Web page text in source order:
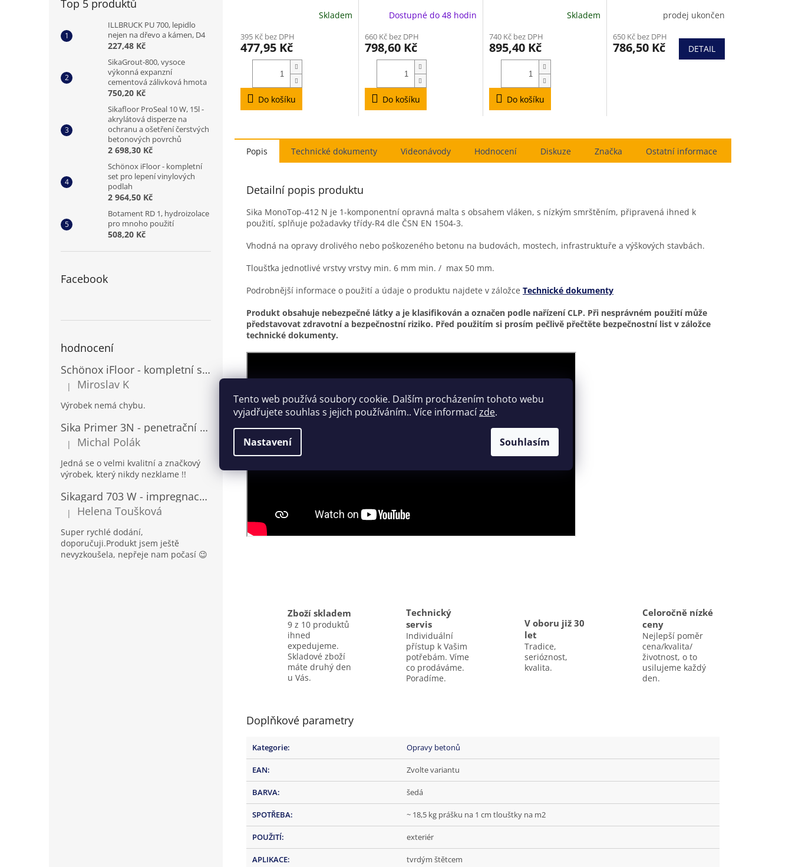
Tento web používá soubory cookie. Dalším procházením tohoto webu
vyjadřujete souhlas s jejich používáním.. Více informacízde.
Nastavení Souhlasím
Top 5 produktů
ILLBRUCK PU 700, lepidlo
nejen na dřevo a kámen, D4
227,48 Kč
SikaGrout-800, vysoce
výkonná expanzní
cementová zálivková hmota
750,20 Kč
Sikafloor ProSeal 10 W, 15l -
akrylátová disperze na
ochranu a ošetření čerstvých
betonových povrchů
2 698,30 Kč
Schönox iFloor - kompletní
set pro lepení vinylových
podlah
2 964,50 Kč
Botament RD 1, hydroizolace
pro mnoho použití
508,20 Kč
Facebook
hodnocení
Schönox iFloor - kompletní set pro lepení vinylových podlah
Hodnocení produktu je 5 z 5 hvězdiček.
| Miroslav K
Výrobek nemá chybu.
Sika Primer 3N - penetrační nátěr pro porézní povrchy a kovy
Hodnocení produktu je 5 z 5 hvězdiček.
| Michal Polák
Jedná se o velmi kvalitní a značkový
výrobek, který nikdy nezklame !!
Sikagard 703 W - impregnace na fasády a kámen
Hodnocení produktu je 5 z 5 hvězdiček.
| Helena Toušková
Super rychlé dodání,
doporučuji.Produkt jsem ještě
nevyzkoušela, nepřeje nam počasí 😉
produktu
je
hvězdiček.
Skladem
395 Kč bez DPH
477,95 Kč
Do košíku
Dostupné do 48 hodin
660 Kč bez DPH
798,60 Kč
Do košíku
Skladem
740 Kč bez DPH
895,40 Kč
Do košíku
statickou funkcí
produktu
je
prodej ukončen
650 Kč bez DPH
786,50 Kč DETAIL
Popis Hodnocení Diskuze Značka Ostatní informace
Detailní popis produktu
Sika MonoTop-412 N je 1-komponentní opravná malta s obsahem vláken, s nízkým smrštěním, připravená ihned k
použití, splňuje požadavky třídy-R4 dle ČSN EN 1504-3.
Vhodná na opravy drolivého nebo poškozeného betonu na budovách, mostech, infrastruktuře a výškových stavbách.
Tloušťka jednotlivé vrstvy vrstvy min. 6 mm min. / max 50 mm.
Podrobnější informace o použití a údaje o produktu najdete v záložce Technické dokumenty
Produkt obsahuje nebezpečné látky a je klasifikován a označen podle nařízení CLP. Při nesprávném použití může
představovat zdravotní a bezpečnostní riziko. Před použitím si prosím pečlivě přečtěte bezpečnostní list v záložce
technické dokumenty.
Celoročně nízké
ceny
Nejlepší poměr
cena/kvalita/
životnost, o to
usilujeme každý
den.
Technický
servis
Individuální
přístup k Vašim
potřebám. Víme
co prodáváme.
Poradíme.
V oboru již 30
let
Tradice,
serióznost,
kvalita.
Zboží skladem
9 z 10 produktů
ihned
expedujeme.
Skladové zboží
máte druhý den
u Vás.
Doplňkové parametry
Kategorie: Opravy betonů
EAN: Zvolte variantu
BARVA: šedá
SPOTŘEBA: ~ 18,5 kg prášku na 1 cm tlouštky na m2
POUŽITÍ: exteriér
APLIKACE: tvrdým štětcem